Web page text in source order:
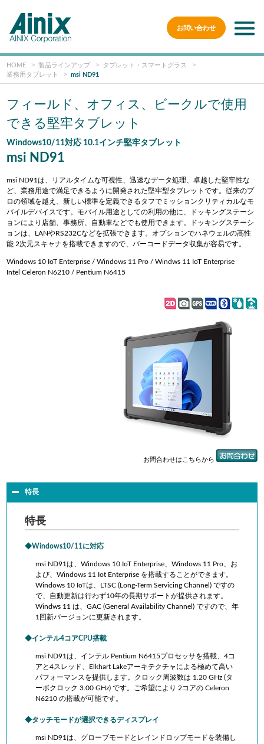
お問い合わせ
HOME 製品ラインアップ
タブレット・スマートグラス
業務用タブレット
msi ND91
フィールド、オフィス、ビークルで使用
できる堅牢タブレット
Windows10/11対応 10.1インチ堅牢タブレット
msi ND91
msi ND91は、リアルタイムな可視性、迅速なデータ処理、卓越した堅牢性な
ど、業務用途で満足できるように開発された堅牢型タブレットです。従来のプ
ロの領域を越え、新しい標準を定義できるタフでミッションクリティカルなモ
バイルデバイスです。 モバイル用途としての利用の他に、ドッキングステーシ
ョンにより店舗、事務所、自動車などでも使用できます。ドッキングステーシ
ョンは、LANやRS232Cなどを拡張できます。オプションでハネウェルの高性
能 2次元スキャナを搭載できますので、バーコードデータ収集が容易です。
Windows 10 IoT Enterprise / Windows 11 Pro / Windws 11 IoT Enterprise
Intel Celeron N6210 / Pentium N6415
お問合わせはこちらから
特長
特長
Windows10/11に対応
msi ND91は、Windows 10 IoT Enterprise、Windows 11 Pro、お
よび、Windows 11 Iot Enterprise を搭載することができます。
Windows 10 IoTは、LTSC (Long-Term Servicing Channel) ですの
で、自動更新は行わず10年の長期サポートが提供されます。
Windws 11 は、GAC (General Availability Channel) ですので、年
1回新バージョンに更新されます。
インテル4コアCPU搭載
msi ND91は、 インテル Pentium N6415プロセッサを搭載、4コ
アと4スレッド、 Elkhart Lakeアーキテクチャによる極めて高い
パフォーマンスを提供します。 クロック周波数は 1.20GHz (タ
ーボクロック 3.00GHz) です。ご希望により 2コアのCeleron
N6210 の搭載が可能です。
タッチモードが選択できるディスプレイ
msi ND91は、グローブモードとレインドロップモードを装備し